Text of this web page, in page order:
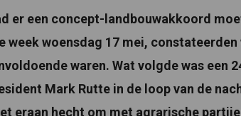
er een concept-landbouwakkoord
week woensdag 17 mei,
waren. Wat volgde was een
Mark Rutte in de loop van de
eraan hecht om met agrarische